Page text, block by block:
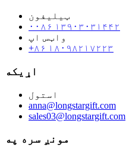
ټیلیفون
۰۰۸۶ ۱۳۹۰۳۰۳۱۴۴۲
واټس اپ
+۸۶ ۱۸۰۹۸۲۱۷۲۲۳
اړیکه
استول
anna@longstargift.com
sales03@longstargift.com
مونږ سره په